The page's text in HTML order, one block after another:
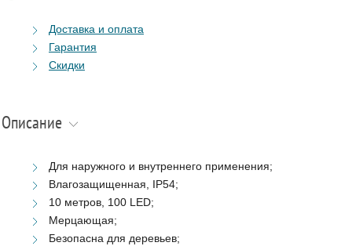
Доставка и оплата
Гарантия
Скидки
Описание
Для наружного и внутреннего применения;
Влагозащищенная, IP54;
10 метров, 100 LED;
Мерцающая;
Безопасна для деревьев;